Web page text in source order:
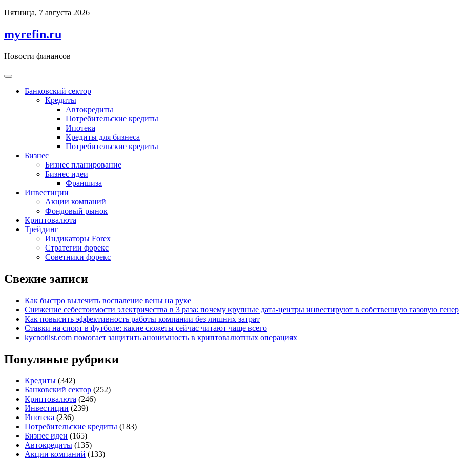
Перейти
содержимому
Пятница, 7 августа 2026
myrefin.ru
Новости финансов
Банковский сектор
Кредиты
Автокредиты
Потребительские кредиты
Ипотека
Кредиты для бизнеса
Потребительские кредиты
Бизнес
Бизнес планирование
Бизнес идеи
Франшиза
Инвестиции
Акции компаний
Фондовый рынок
Криптовалюта
Трейдинг
Индикаторы Forex
Стратегии форекс
Советники форекс
Свежие записи
Как быстро вылечить воспаление вены на руке
Снижение себестоимости электричества в 3 раза: почему крупные дата-центры инвестируют в собственную газовую
Как повысить эффективность работы компании без лишних затрат
Ставки на спорт в футболе: какие сюжеты сейчас читают чаще всего
kycnotlist.com помогает защитить анонимность в криптовалютных операциях
Популяные рубрики
Кредиты (342)
Банковский сектор (252)
Криптовалюта (246)
Инвестиции (239)
Ипотека (236)
Потребительские кредиты (183)
Бизнес идеи (165)
Автокредиты (135)
Акции компаний (133)